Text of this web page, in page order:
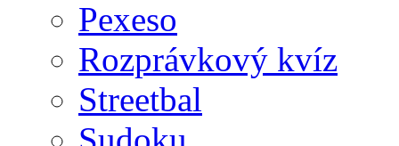
Pexeso
Rozprávkový kvíz
Streetbal